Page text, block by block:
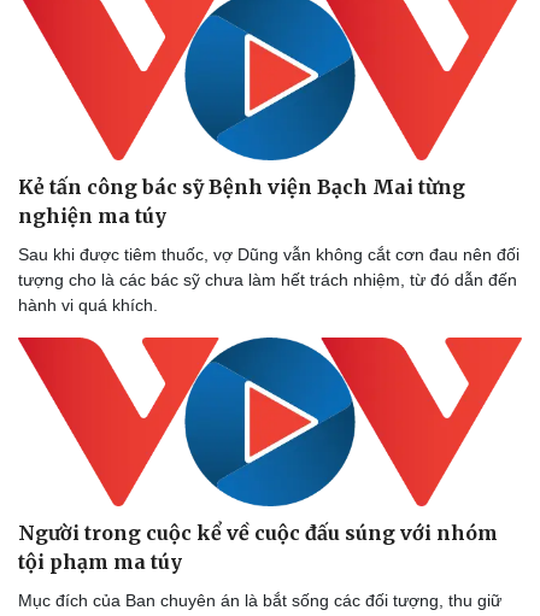
Kẻ tấn công bác sỹ Bệnh viện Bạch Mai từng
nghiện ma túy
Sau khi được tiêm thuốc, vợ Dũng vẫn không cắt cơn đau nên đối
tượng cho là các bác sỹ chưa làm hết trách nhiệm, từ đó dẫn đến
hành vi quá khích.
Người trong cuộc kể về cuộc đấu súng với nhóm
tội phạm ma túy
Mục đích của Ban chuyên án là bắt sống các đối tượng, thu giữ